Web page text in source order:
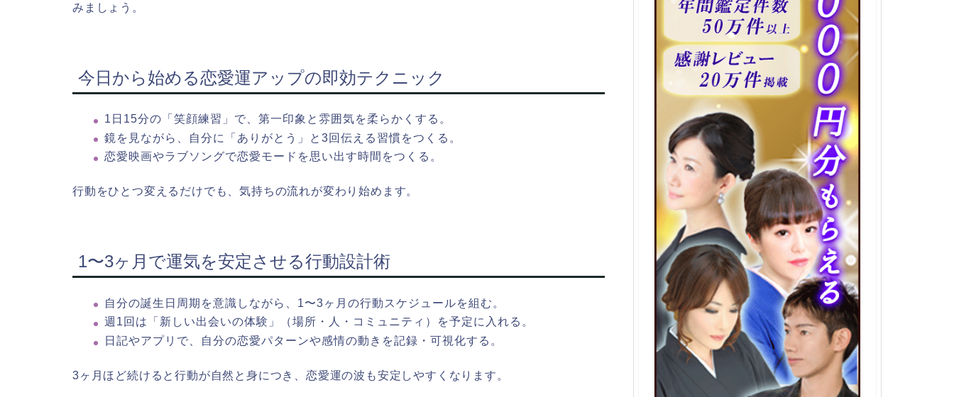
みましょう。
今日から始める恋愛運アップの即効テクニック
1日15分の「笑顔練習」で、第一印象と雰囲気を柔らかくする。
鏡を見ながら、自分に「ありがとう」と3回伝える習慣をつくる。
恋愛映画やラブソングで恋愛モードを思い出す時間をつくる。
行動をひとつ変えるだけでも、気持ちの流れが変わり始めます。
1〜3ヶ月で運気を安定させる行動設計術
自分の誕生日周期を意識しながら、1〜3ヶ月の行動スケジュールを組む。
週1回は「新しい出会いの体験」（場所・人・コミュニティ）を予定に入れる。
日記やアプリで、自分の恋愛パターンや感情の動きを記録・可視化する。
3ヶ月ほど続けると行動が自然と身につき、恋愛運の波も安定しやすくなります。